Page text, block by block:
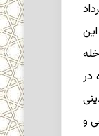
سیاسی خود تردید نمی کرد (کاتوزیان ، ص ۱۹۷). در هر حال ، بهبهانی در ۱۵ خرداد
، هیچگاه در
و